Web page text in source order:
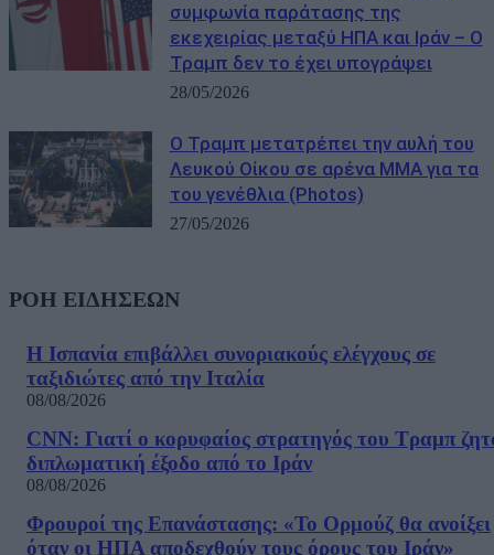
συμφωνία παράτασης της
εκεχειρίας μεταξύ ΗΠΑ και Ιράν – Ο
Τραμπ δεν το έχει υπογράψει
28/05/2026
Ο Τραμπ μετατρέπει την αυλή του
Λευκού Οίκου σε αρένα MMA για τα
του γενέθλια (Photos)
27/05/2026
ΡΟΗ ΕΙΔΗΣΕΩΝ
Η Ισπανία επιβάλλει συνοριακούς ελέγχους σε
ταξιδιώτες από την Ιταλία
08/08/2026
CNN: Γιατί ο κορυφαίος στρατηγός του Τραμπ
διπλωματική έξοδο από το Ιράν
08/08/2026
Φρουροί της Επανάστασης: «Το Ορμούζ θα ανοίξει
όταν οι ΗΠΑ αποδεχθούν τους όρους του Ιράν»